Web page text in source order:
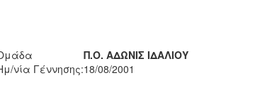
Π.Ο. ΑΔΩΝΙΣ ΙΔΑΛΙΟΥ
νία Γέννησης:18/08/2001